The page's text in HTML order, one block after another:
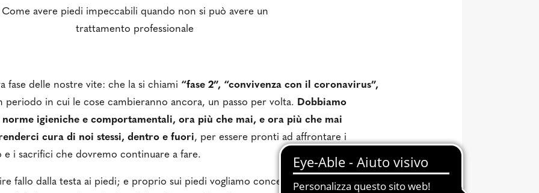
Come avere piedi impeccabili quando non si può avere un
trattamento professionale
fase delle nostre vite: che la si chiami “fase 2”, “convivenza con il coronavirus”,
periodo in cui le cose cambieranno ancora, un passo per volta. Dobbiamo
igieniche e comportamentali, ora più che mai, e ora più che mai
cura di noi stessi, dentro e fuori, per essere pronti ad affrontare i
i sacrifici che dovremo continuare a fare.
fallo dalla testa ai piedi; e proprio sui piedi vogliamo concentrarci oggi: chiusi nelle